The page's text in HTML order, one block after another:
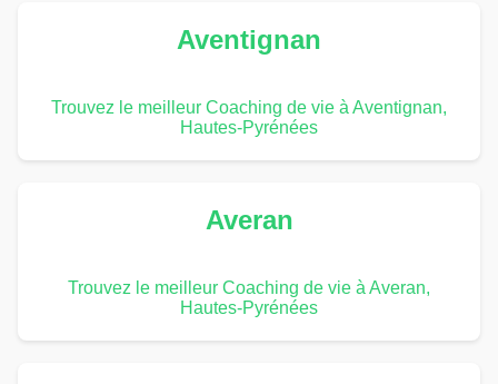
Aventignan
Trouvez le meilleur Coaching de vie à Aventignan,
Hautes-Pyrénées
Averan
Trouvez le meilleur Coaching de vie à Averan,
Hautes-Pyrénées